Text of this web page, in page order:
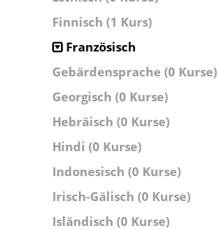
Finnisch (1 Kurs)
Französisch
Gebärdensprache (0 Kurse)
Georgisch (0 Kurse)
Hebräisch (0 Kurse)
Hindi (0 Kurse)
Indonesisch (0 Kurse)
Irisch-Gälisch (0 Kurse)
Isländisch (0 Kurse)